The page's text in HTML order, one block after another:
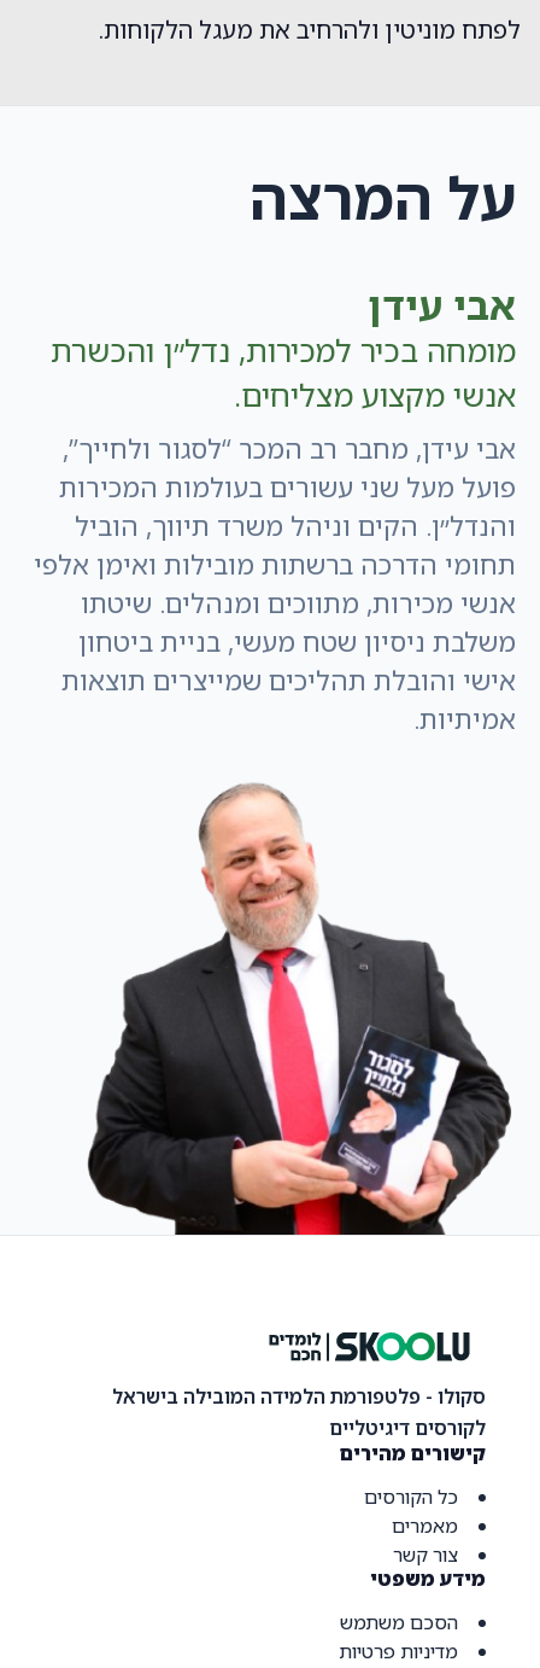
לפתח מוניטין ולהרחיב את מעגל הלקוחות.
על המרצה
אבי עידן
מומחה בכיר למכירות, נדל״ן והכשרת
אנשי מקצוע מצליחים.
אבי עידן, מחבר רב המכר “לסגור ולחייך”,
פועל מעל שני עשורים בעולמות המכירות
והנדל״ן. הקים וניהל משרד תיווך, הוביל
תחומי הדרכה ברשתות מובילות ואימן אלפי
אנשי מכירות, מתווכים ומנהלים. שיטתו
משלבת ניסיון שטח מעשי, בניית ביטחון
אישי והובלת תהליכים שמייצרים תוצאות
אמיתיות.
סקולו - פלטפורמת הלמידה המובילה בישראל
לקורסים דיגיטליים
קישורים מהירים
כל הקורסים
מאמרים
צור קשר
מידע משפטי
הסכם משתמש
מדיניות פרטיות